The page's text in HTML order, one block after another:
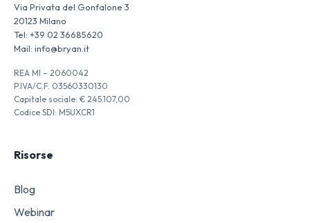
Via Privata del Gonfalone 3
20123 Milano
Tel: +39 02 36685620
Mail: info@bryan.it
REA MI – 2060042
P.IVA/C.F. 03560330130
Capitale sociale: € 245.107,00
Codice SDI: M5UXCR1
Risorse
Blog
Webinar